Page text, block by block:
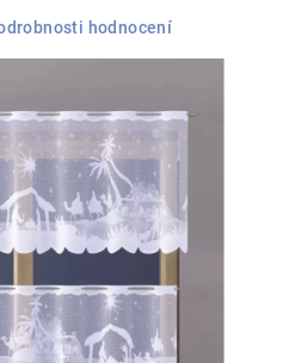
hodnocení